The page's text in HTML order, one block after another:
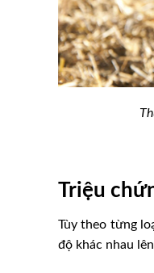
Triệu
Tùy theo từng
độ khác nhau